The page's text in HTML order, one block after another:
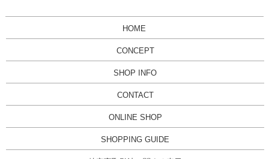
HOME
CONCEPT
SHOP INFO
CONTACT
ONLINE SHOP
SHOPPING GUIDE